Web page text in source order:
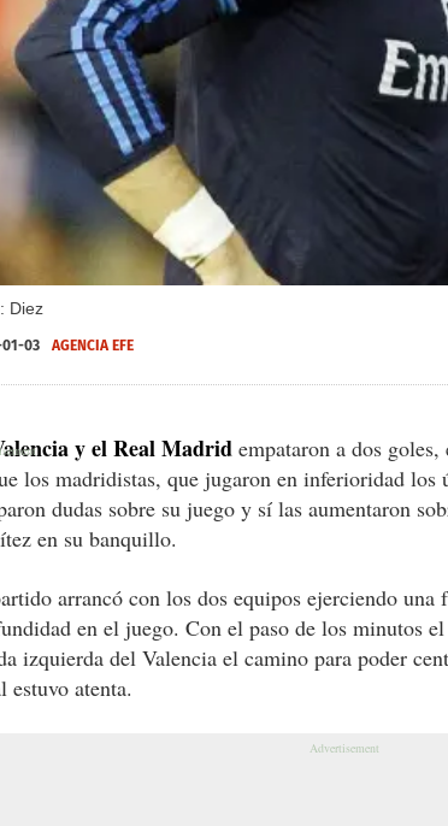
Diez
03 AGENCIA EFE
y el Real Madrid empataron a dos
los madridistas, que jugaron en inferioridad
dudas sobre su juego y sí las aumentaron
en su banquillo.
arrancó con los dos equipos ejerciendo una
en el juego. Con el paso de los minutos
izquierda del Valencia el camino para poder
estuvo atenta.